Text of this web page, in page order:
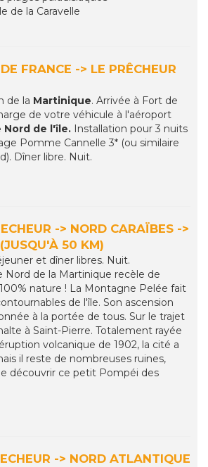
de la Caravelle
FRANCE -> LE PRÊCHEUR
de la Martinique. Arrivée à Fort de
de votre véhicule à l'aéroport
Nord de l'île. Installation pour 3 nuits
Pomme Cannelle 3* (ou similaire
Dîner libre. Nuit.
-> NORD CARAÏBES ->
50 KM)
et dîner libres. Nuit.
Nord de la Martinique recèle de
nature ! La Montagne Pelée fait
de l'île. Son ascension
à la portée de tous. Sur le trajet
à Saint-Pierre. Totalement rayée
volcanique de 1902, la cité a
il reste de nombreuses ruines,
découvrir ce petit Pompéi des
-> NORD ATLANTIQUE